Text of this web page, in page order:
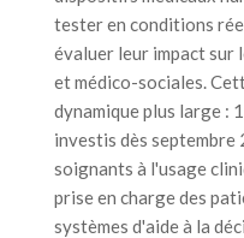
tester en conditions
évaluer leur impact
et médico-sociales.
dynamique plus large :
investis dès
soignants à l'usage
prise en charge des
systèmes d'aide à la